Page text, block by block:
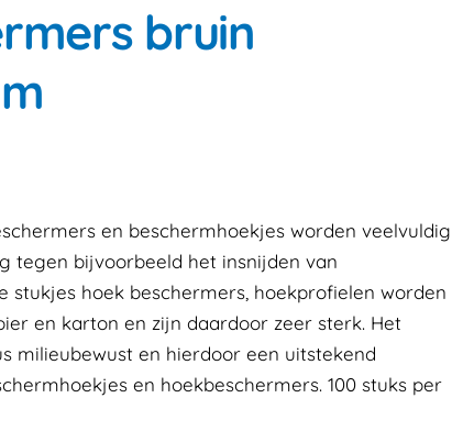
bruin
en beschermhoekjes worden veelvuldig
tegen bijvoorbeeld het insnijden van
stukjes hoek beschermers, hoekprofielen worden
en karton en zijn daardoor zeer sterk. Het
milieubewust en hierdoor een uitstekend
en hoekbeschermers. 100 stuks per